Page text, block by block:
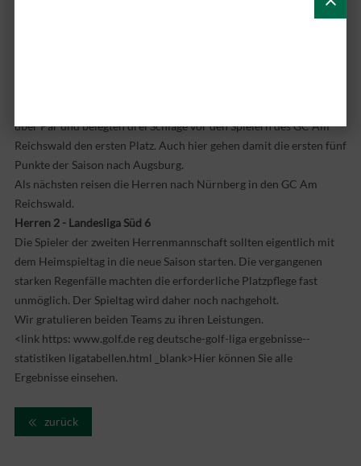
über Par und belegten drei Schläge vor den Spielern des GC Am
Reichswald den ersten Platz. Auch hier gehen damit die ersten fünf
Punkte der Saison nach Augsburg.
Als nächsten reisen die Herren nach Nürnberg in den GC Am
Reichswald.
Herren 2 - Landesliga Süd 6
Die Spieler der zweiten Herrenmannschaft sollten eigentlich mit
dem Heimspieltag in die neue Saison starten. Die vergangenen
starken Regenfälle machten die erforderliche Platzpflege fast
unmöglich. Der Spieltag wird daher noch nachgeholt.
Wir gratulieren beiden Teams zu ihren Leistungen.
<link https: www.golf.de reg deutsche-golf-liga ergebnisse--
statistiken ligatabellen.html _blank>Hier können Sie alle
Ergebnisse einsehen.
zurück